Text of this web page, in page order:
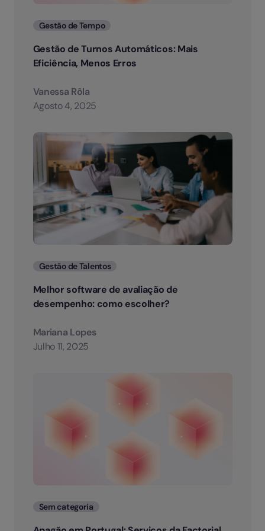
Categorias
Gestão de Tempo
Gestão de Turnos Automáticos: Mais
Eficiência, Menos Erros
Vanessa Rôla
Agosto 4, 2025
Categorias
Gestão de Talentos
Melhor software de avaliação de
desempenho: como escolher?
Mariana Lopes
Julho 11, 2025
Categorias
Sem categoria